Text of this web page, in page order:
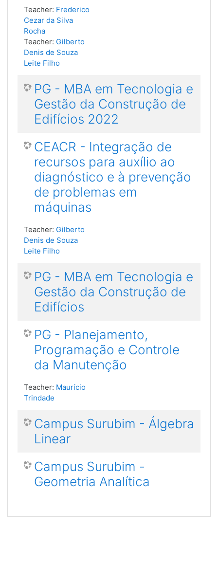
Teacher: Frederico
Cezar da Silva
Rocha
Teacher: Gilberto
Denis de Souza
Leite Filho
PG - MBA em Tecnologia e
Gestão da Construção de
Edifícios 2022
CEACR - Integração de
recursos para auxílio ao
diagnóstico e à prevenção
de problemas em
máquinas
Teacher: Gilberto
Denis de Souza
Leite Filho
PG - MBA em Tecnologia e
Gestão da Construção de
Edifícios
PG - Planejamento,
Programação e Controle
da Manutenção
Teacher: Maurício
Trindade
Campus Surubim - Álgebra
Linear
Campus Surubim -
Geometria Analítica